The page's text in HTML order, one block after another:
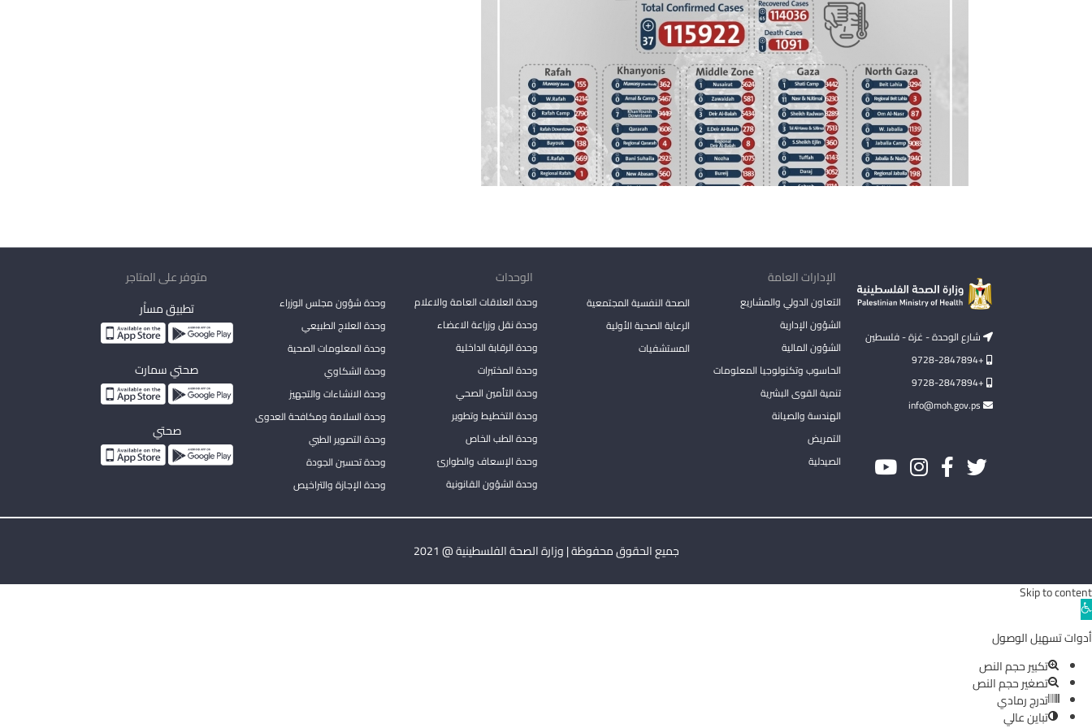
شارع الوحدة - غزة - فلسطين
+9728-2847894
+9728-2847894
الإدارات العامة
التعاون الدولي والمشاريع
الشؤون الإدارية
الشؤون المالية
الحاسوب وتكنولوجيا المعلومات
تنمية القوى البشرية
الهندسة والصيانة
التمريض
الصيدلية
الصحة النفسية المجتمعية
الرعاية الصحية الأولية
المستشفيات
الوحدات
وحدة العلاقات العامة والاعلام
وحدة نقل وزراعة الاعضاء
وحدة الرقابة الداخلية
وحدة المختبرات
وحدة التأمين الصحي
وحدة التخطيط وتطوير
وحدة الطب الخاص
وحدة الإسعاف والطوارئ
وحدة الشؤون القانونية
وحدة شؤون مجلس الوزراء
وحدة العلاج الطبيعي
وحدة المعلومات الصحية
وحدة الشكاوي
وحدة الانشاءات والتجهيز
وحدة السلامة ومكافحة العدوى
وحدة التصوير الطبي
وحدة تحسين الجودة
وحدة الإجازة والتراخيص
متوفر على المتاجر
تطبيق مساْر
صحتي سمارت
صحتي
جميع الحقوق محفوظة | وزارة الصحة الفلسطينية @ 2021
Skip to content
Open
toolbar
أدوات تسهيل الوصول
تكبير حجم النص
تصغير حجم النص
تدرج رمادي
تباين عالي